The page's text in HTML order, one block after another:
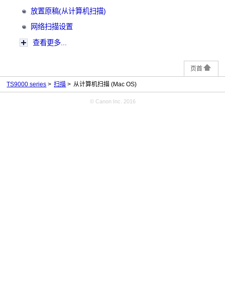
放置原稿(从计算机扫描)
网络扫描设置
查看更多...
页首
TS9000 series 扫描 从计算机扫描 (Mac OS)
© Canon Inc. 2016